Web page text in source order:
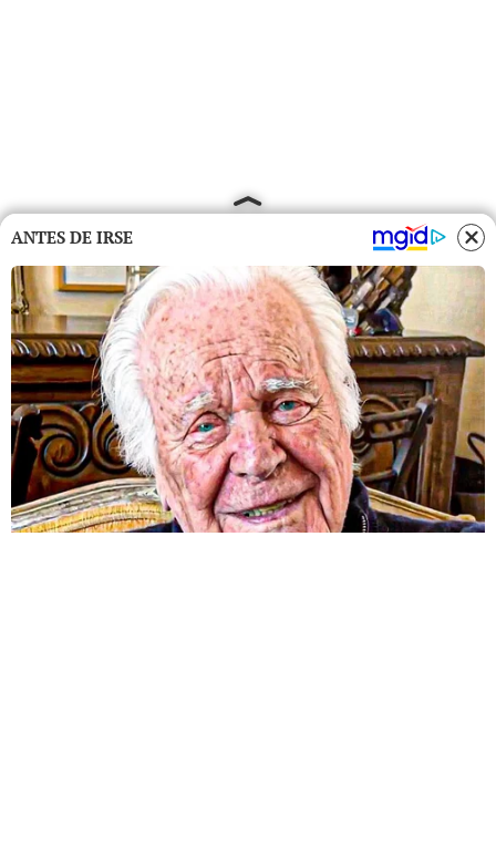
ANTES DE IRSE